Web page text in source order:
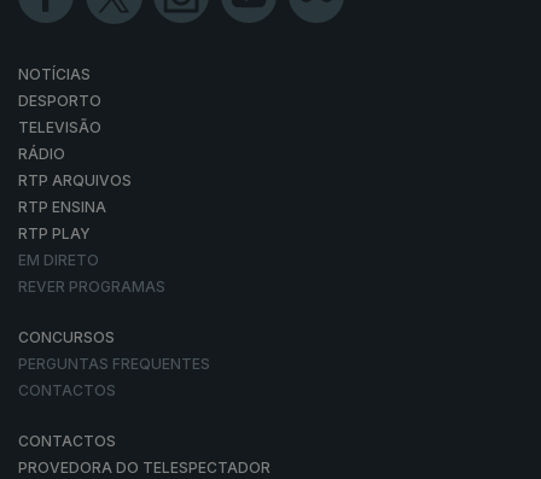
NOTÍCIAS
DESPORTO
TELEVISÃO
RÁDIO
RTP ARQUIVOS
RTP ENSINA
RTP PLAY
EM DIRETO
REVER PROGRAMAS
CONCURSOS
PERGUNTAS FREQUENTES
CONTACTOS
CONTACTOS
PROVEDORA DO TELESPECTADOR